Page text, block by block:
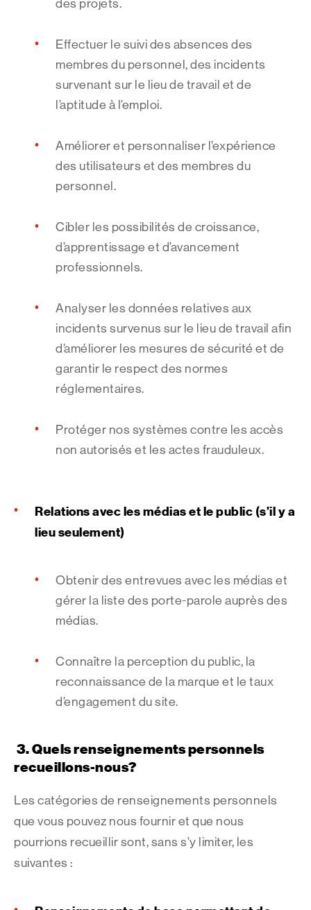
des projets.
Effectuer le suivi des absences des
membres du personnel, des incidents
survenant sur le lieu de travail et de
l’aptitude à l’emploi.
Améliorer et personnaliser l’expérience
des utilisateurs et des membres du
personnel.
Cibler les possibilités de croissance,
d’apprentissage et d’avancement
professionnels.
Analyser les données relatives aux
incidents survenus sur le lieu de travail afin
d’améliorer les mesures de sécurité et de
garantir le respect des normes
réglementaires.
Protéger nos systèmes contre les accès
non autorisés et les actes frauduleux.
Relations avec les médias et le public (s’il y a
lieu seulement)
Obtenir des entrevues avec les médias et
gérer la liste des porte-parole auprès des
médias.
Connaître la perception du public, la
reconnaissance de la marque et le taux
d’engagement du site.
3.Quels renseignements personnels
recueillons-nous?
Les catégories de renseignements personnels
que vous pouvez nous fournir et que nous
pourrions recueillir sont, sans s’y limiter, les
suivantes :